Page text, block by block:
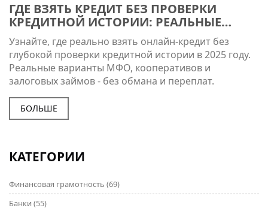
ГДЕ ВЗЯТЬ КРЕДИТ БЕЗ ПРОВЕРКИ
КРЕДИТНОЙ ИСТОРИИ: РЕАЛЬНЫЕ
ВАРИАНТЫ 2025 ГОДА
Узнайте, где реально взять онлайн-кредит без
глубокой проверки кредитной истории в 2025 году.
Реальные варианты МФО, кооперативов и
залоговых займов - без обмана и переплат.
БОЛЬШЕ
КАТЕГОРИИ
Финансовая грамотность (69)
Банки (55)